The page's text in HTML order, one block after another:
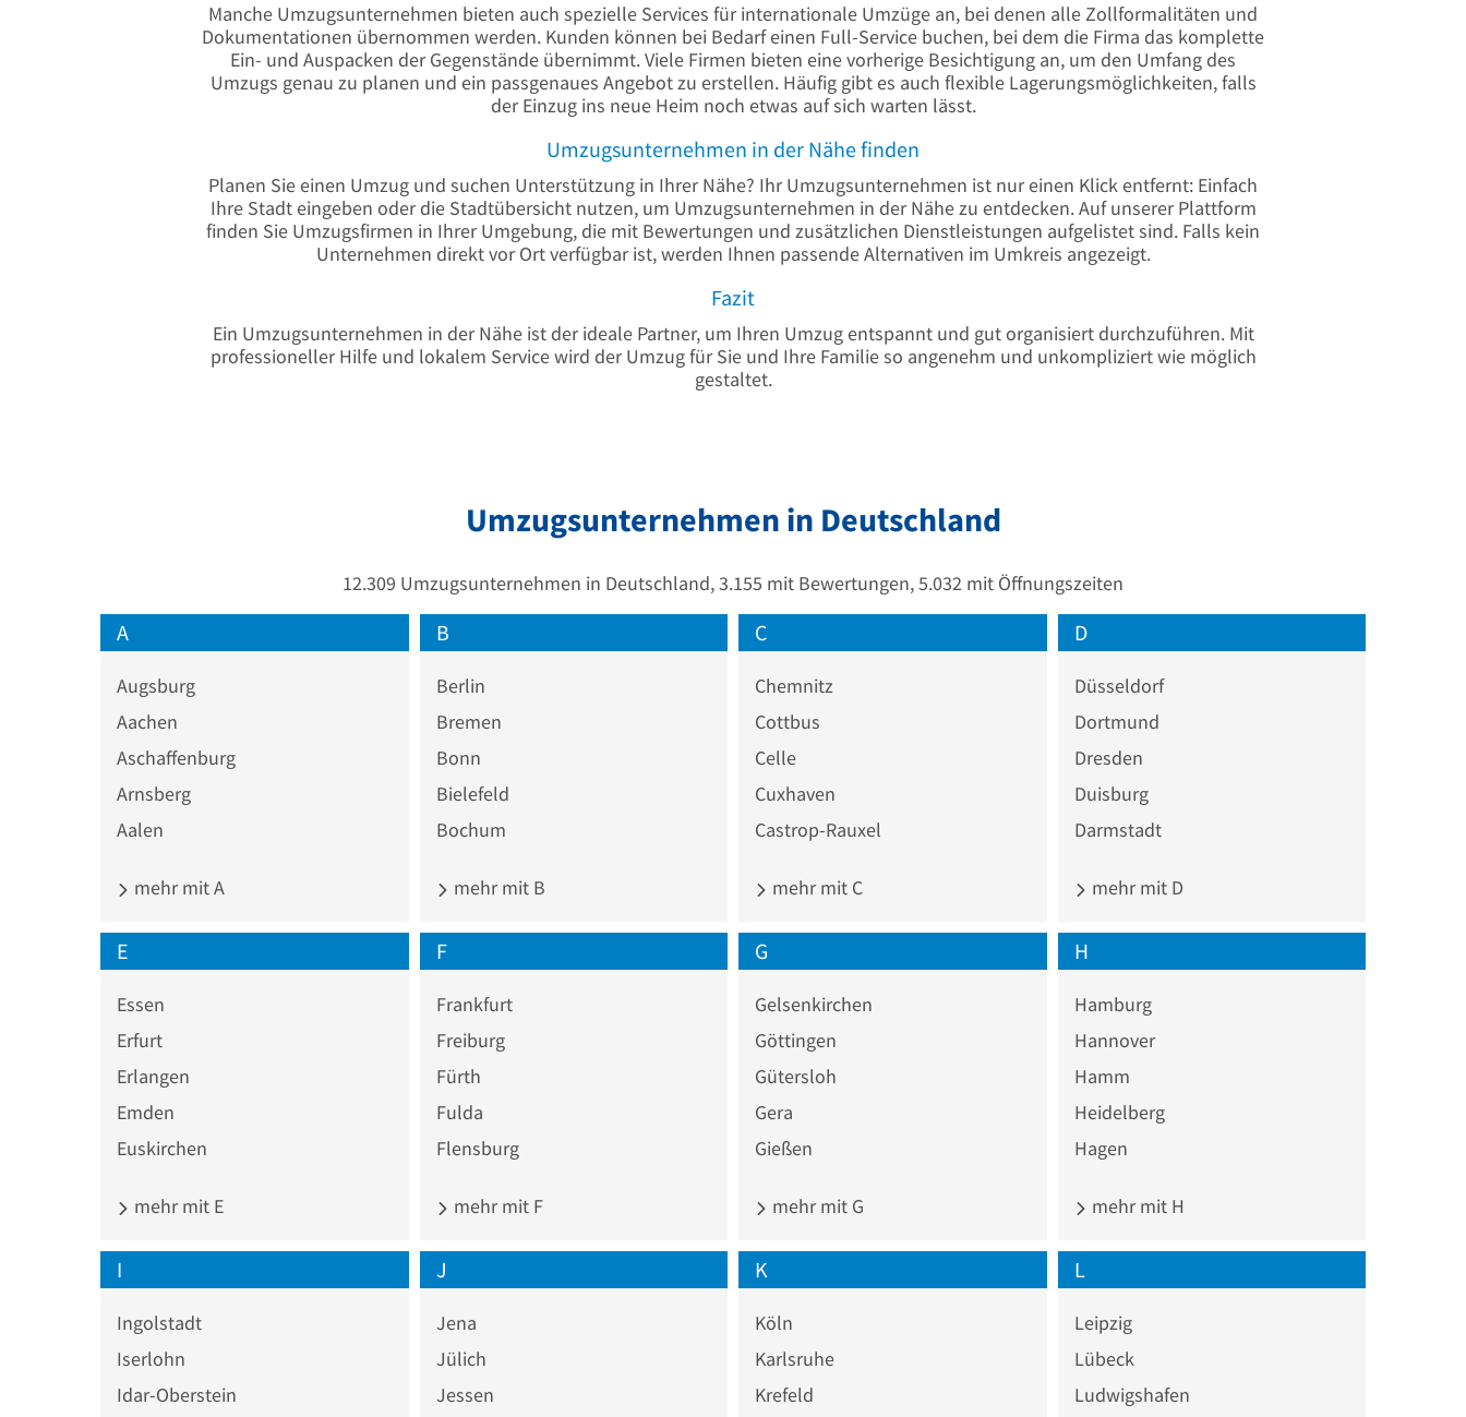
Manche Umzugsunternehmen bieten auch spezielle Services für internationale Umzüge an, bei denen alle Zollformalitäten und
Dokumentationen übernommen werden. Kunden können bei Bedarf einen Full-Service buchen, bei dem die Firma das komplette
Ein- und Auspacken der Gegenstände übernimmt. Viele Firmen bieten eine vorherige Besichtigung an, um den Umfang des
Umzugs genau zu planen und ein passgenaues Angebot zu erstellen. Häufig gibt es auch flexible Lagerungsmöglichkeiten, falls
der Einzug ins neue Heim noch etwas auf sich warten lässt.
Umzugsunternehmen in der Nähe finden
Planen Sie einen Umzug und suchen Unterstützung in Ihrer Nähe? Ihr Umzugsunternehmen ist nur einen Klick entfernt: Einfach
Ihre Stadt eingeben oder die Stadtübersicht nutzen, um Umzugsunternehmen in der Nähezu entdecken. Auf unserer Plattform
finden Sie Umzugsfirmen in Ihrer Umgebung, die mit Bewertungen und zusätzlichen Dienstleistungen aufgelistet sind. Falls kein
Unternehmen direkt vor Ort verfügbar ist, werden Ihnen passende Alternativen im Umkreis angezeigt.
Fazit
Ein Umzugsunternehmen in der Nähe ist der ideale Partner, um Ihren Umzug entspannt und gut organisiert durchzuführen. Mit
professioneller Hilfe und lokalem Service wird der Umzug für Sie und Ihre Familie so angenehm und unkompliziert wie möglich
gestaltet.
Umzugsunternehmen in Deutschland
12.309 Umzugsunternehmen in Deutschland, 3.155 mit Bewertungen, 5.032 mit Öffnungszeiten
A
Augsburg
Aachen
Aschaffenburg
Arnsberg
Aalen
mehr mit A
B
Berlin
Bremen
Bonn
Bielefeld
Bochum
mehr mit B
C
Chemnitz
Cottbus
Celle
Cuxhaven
Castrop-Rauxel
mehr mit C
D
Düsseldorf
Dortmund
Dresden
Duisburg
Darmstadt
mehr mit D
E
Essen
Erfurt
Erlangen
Emden
Euskirchen
mehr mit E
F
Frankfurt
Freiburg
Fürth
Fulda
Flensburg
mehr mit F
G
Gelsenkirchen
Göttingen
Gütersloh
Gera
Gießen
mehr mit G
H
Hamburg
Hannover
Hamm
Heidelberg
Hagen
mehr mit H
I
Ingolstadt
Iserlohn
Idar-Oberstein
J
Jena
Jülich
Jessen
K
Köln
Karlsruhe
Krefeld
L
Leipzig
Lübeck
Ludwigshafen